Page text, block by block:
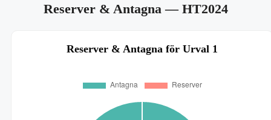
Reserver & Antagna— HT2024
Reserver & Antagna för Urval 1